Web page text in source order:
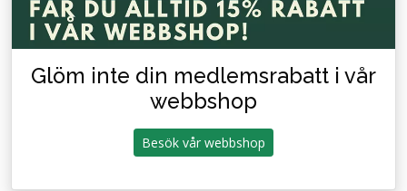
Glöm inte din medlemsrabatt i vår
webbshop
Besök vår webbshop